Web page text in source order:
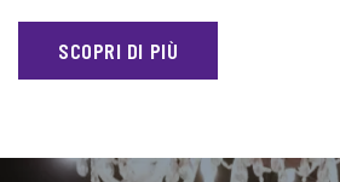
SCOPRI DI PIÙ